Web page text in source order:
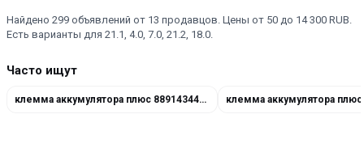
Найдено 299 объявлений от 13 продавцов. Цены от 50 до 14 300 RUB.
Есть варианты для 21.1, 4.0, 7.0, 21.2, 18.0.
Часто ищут
клемма аккумулятора плюс 8891434432